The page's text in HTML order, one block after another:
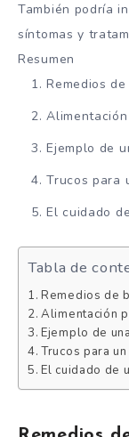
También podría
síntomas y
Resumen
Remedios
Ejemplo de
Trucos para
El cuidado
Tabla de
Remedios de
Alimentación
Ejemplo de
Trucos para
El cuidado de